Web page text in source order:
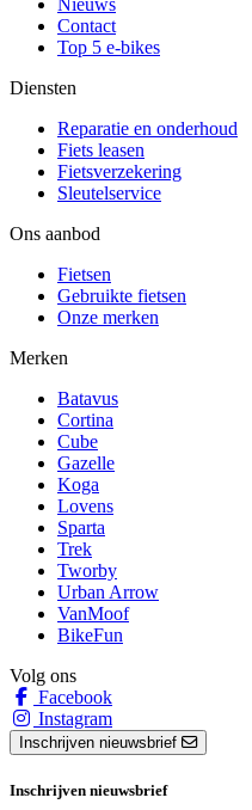
Contact
Top 5 e-bikes
Diensten
Reparatie en onderhoud
Fiets leasen
Fietsverzekering
Sleutelservice
Ons aanbod
Fietsen
Gebruikte fietsen
Onze merken
Merken
Batavus
Cortina
Cube
Gazelle
Koga
Lovens
Sparta
Trek
Tworby
Urban Arrow
VanMoof
BikeFun
Volg ons
Facebook
Instagram
Inschrijven nieuwsbrief
Inschrijven nieuwsbrief